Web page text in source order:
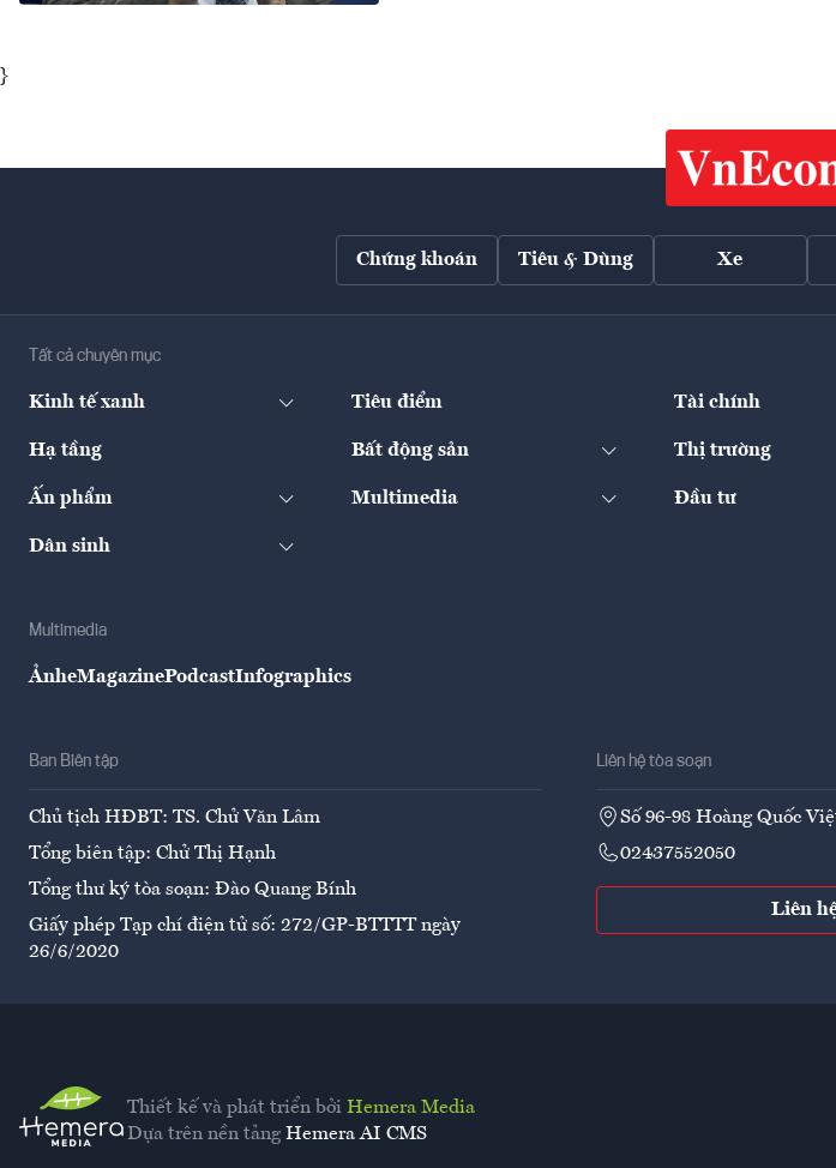
}
Chứng khoán Tiêu & Dùng Xe
Tất cả chuyên mục
Kinh tế xanh Tiêu điểm Tài chính
Hạ tầng Bất động sản Thị trường
Ấn phẩm Multimedia Đầu tư
Dân sinh
Multimedia
ẢnheMagazinePodcastInfographics
Ban Biên tập
Chủ tịch HĐBT: TS. Chử Văn Lâm
Tổng biên tập: Chử Thị Hạnh
Tổng thư ký tòa soạn: Đào Quang Bính
Giấy phép Tạp chí điện tử số: 272/GP-BTTTT ngày
26/6/2020
Liên hệ tòa soạn
Số 96-98 Hoàng Quốc
02437552050
Liên
Thiết kế và phát triển bởi Hemera Media
Dựa trên nền tảng Hemera AI CMS